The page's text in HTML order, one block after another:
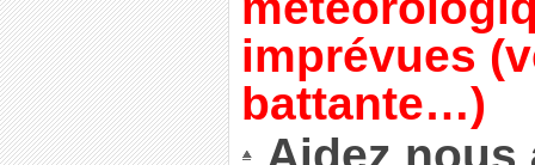
imprévues
battante…)
Aidez nous